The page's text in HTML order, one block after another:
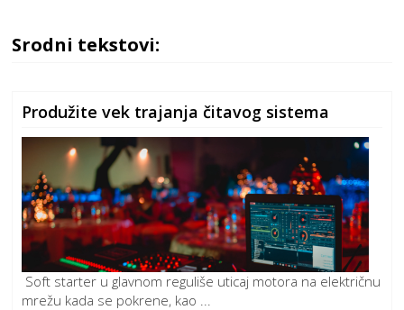
Srodni tekstovi:
Produžite vek trajanja čitavog sistema
Soft starter u glavnom reguliše uticaj motora na električnu
mrežu kada se pokrene, kao ...